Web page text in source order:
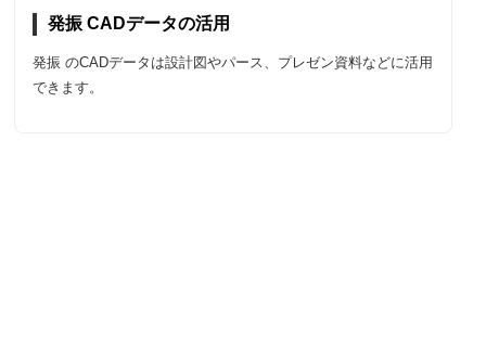
発振 CADデータの活用
発振 のCADデータは設計図やパース、プレゼン資料などに活用
できます。